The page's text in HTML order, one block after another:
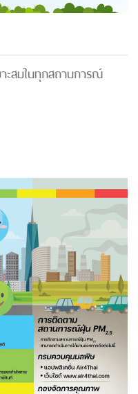
ะสมในทุกสถานการณ์